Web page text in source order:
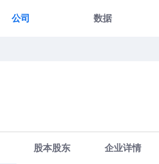
公司 数据
股本股东 企业详情